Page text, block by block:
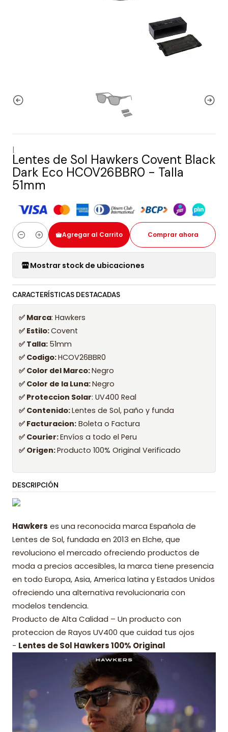
|
Lentes de Sol Hawkers Covent Black
Dark Eco HCOV26BBR0 - Talla
51mm
Cantidad
Agregar al Carrito Comprar ahora
Mostrar stock de ubicaciones
CARACTERÍSTICAS DESTACADAS
✅ Marca: Hawkers
✅ Estilo:Covent
✅ Talla: 51mm
✅ Codigo:HCOV26BBR0
✅ Color del Marco:Negro
✅ Color de la Luna:Negro
✅ Proteccion Solar: UV400 Real
✅ Contenido:Lentes de Sol, paño y funda
✅ Facturacion: Boleta o Factura
✅ Courier:Envíos a todo el Peru
✅ Origen:Producto 100% Original Verificado
DESCRIPCIÓN
Hawkers es una reconocida marca Española de
Lentes de Sol, fundada en 2013 en Elche, que
revoluciono el mercado ofreciendo productos de
moda a precios accesibles, la marca tiene presencia
en todo Europa, Asia, America latina y Estados Unidos
ofreciendo una alternativa revolucionaria con
modelos tendencia.
Producto de Alta Calidad – Un producto con
proteccion de Rayos UV400 que cuidad tus ojos
- Lentes de Sol Hawkers 100% Original